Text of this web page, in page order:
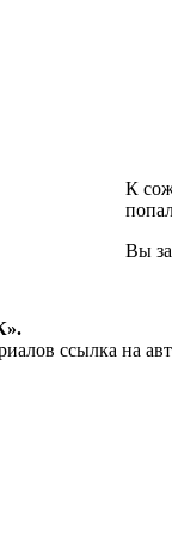
К
Вы
ссылка на